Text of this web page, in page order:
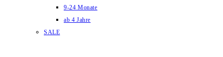
9-24 Monate
ab 4 Jahre
SALE